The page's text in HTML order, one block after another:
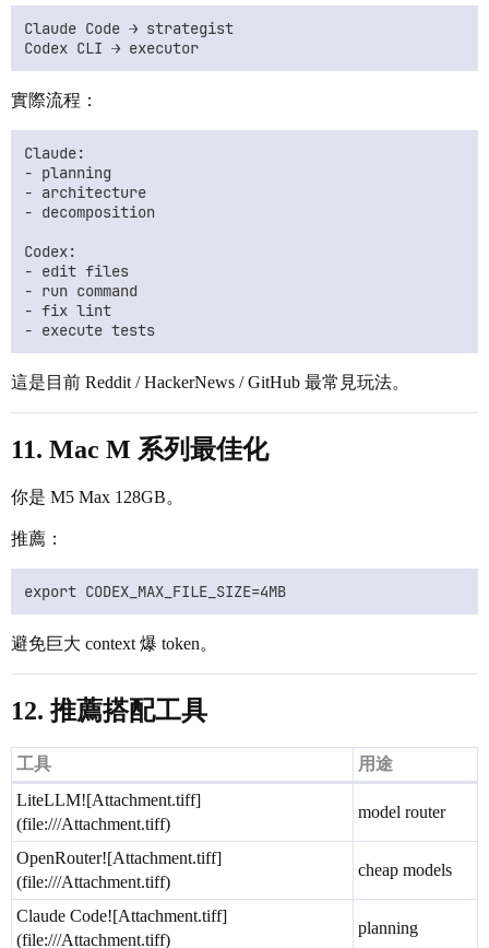
Claude Code → strategist
實際流程：
Claude:
- planning
- architecture
- decomposition
Codex:
- edit files
- run command
- fix lint
這是目前 Reddit / HackerNews / GitHub 最常見玩法。
11. Mac M 系列最佳化
你是 M5 Max 128GB。
推薦：
避免巨大 context 爆 token。
12. 推薦搭配工具
工具
用途
LiteLLM![Attachment.tiff]
(file:///Attachment.tiff)
model router
OpenRouter![Attachment.tiff]
(file:///Attachment.tiff)
cheap models
Claude Code![Attachment.tiff]
(file:///Attachment.tiff)
planning